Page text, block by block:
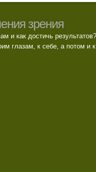
зрения
и как достичь результатов?
глазам, к себе, а потом и к